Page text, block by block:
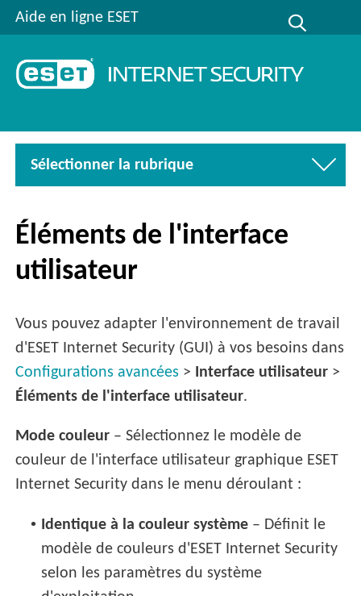
Aide en ligne ESET
Sélectionner la rubrique
Éléments de l'interface
utilisateur
Vous pouvez adapter l'environnement de travail
d'ESET Internet Security (GUI) à vos besoins dans
Configurations avancées > Interface utilisateur >
Éléments de l'interface utilisateur.
Mode couleur – Sélectionnez le modèle de
couleur de l'interface utilisateur graphique ESET
Internet Security dans le menu déroulant :
• Identique à la couleur système – Définit le
modèle de couleurs d'ESET Internet Security
selon les paramètres du système